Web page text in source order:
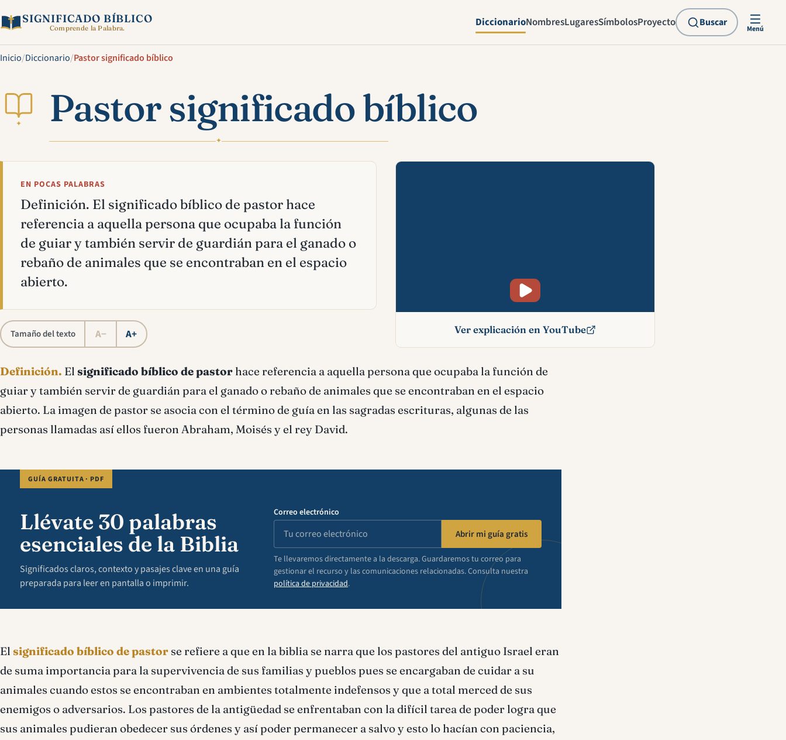
SIGNIFICADO BÍBLICO
Comprende la Palabra. DiccionarioNombresLugaresSímbolosProyecto Buscar
Menú
Inicio/Diccionario/Pastor significado bíblico
✦ Pastor significado bíblico
✦
EN POCAS PALABRAS
Definición. El significado bíblico de pastor hace
referencia a aquella persona que ocupaba la función
de guiar y también servir de guardián para el ganado o
rebaño de animales que se encontraban en el espacio
abierto.
Tamaño del texto A− A+
Mira esta explicación en vídeo
Ver explicación en YouTube
Definición. El significado bíblico de pastor hace referencia a aquella persona que ocupaba la función de
guiar y también servir de guardián para el ganado o rebaño de animales que se encontraban en el espacio
abierto. La imagen de pastor se asocia con el término de guía en las sagradas escrituras, algunas de las
personas llamadas así ellos fueron Abraham, Moisés y el rey David.
GUÍA GRATUITA · PDF
Llévate 30 palabras
esenciales de la Biblia
Significados claros, contexto y pasajes clave en una guía
preparada para leer en pantalla o imprimir.
Correo electrónico
Abrir mi guía gratis
Te llevaremos directamente a la descarga. Guardaremos tu correo para
gestionar el recurso y las comunicaciones relacionadas. Consulta nuestra
política de privacidad.
El significado bíblico de pastor se refiere a que en la biblia se narra que los pastores del antiguo Israel eran
de suma importancia para la supervivencia de sus familias y pueblos pues se encargaban de cuidar a su
animales cuando estos se encontraban en ambientes totalmente indefensos y que a total merced de sus
enemigos o adversarios. Los pastores de la antigüedad se enfrentaban con la difícil tarea de poder logra que
sus animales pudieran obedecer sus órdenes y así poder permanecer a salvo y esto lo hacían con paciencia,